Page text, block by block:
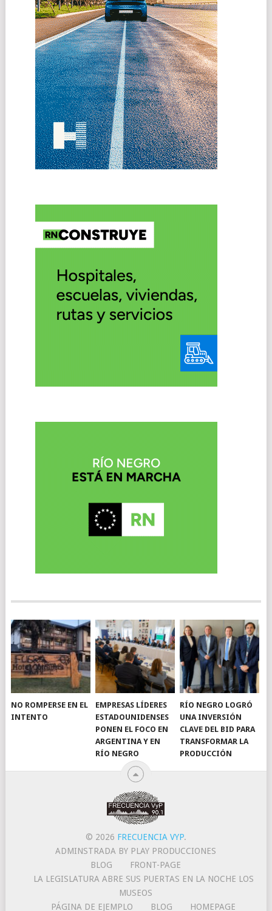
NO ROMPERSE EN EL
INTENTO
EMPRESAS LÍDERES
ESTADOUNIDENSES
PONEN EL FOCO EN
ARGENTINA Y EN
RÍO NEGRO
RÍO NEGRO LOGRÓ
UNA INVERSIÓN
CLAVE DEL BID PARA
TRANSFORMAR LA
PRODUCCIÓN
© 2026 FRECUENCIA VYP.
ADMINSTRADA BY PLAY PRODUCCIONES
BLOG
FRONT-PAGE
LA LEGISLATURA ABRE SUS PUERTAS EN LA NOCHE LOS
MUSEOS
PÁGINA DE EJEMPLO
BLOG HOMEPAGE